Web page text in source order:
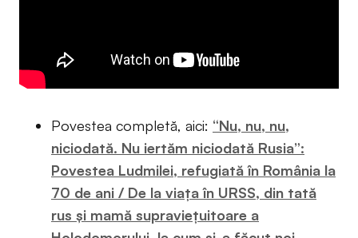
Povestea completă, aici: “Nu, nu, nu,
niciodată. Nu iertăm niciodată Rusia”:
Povestea Ludmilei, refugiată în România la
70 de ani / De la viața în URSS, din tată
rus și mamă supraviețuitoare a